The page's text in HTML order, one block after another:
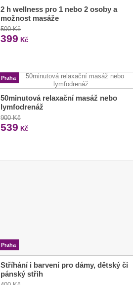
2 h wellness pro 1 nebo 2 osoby a
možnost masáže
500 Kč
399 Kč
Praha
50minutová relaxační masáž nebo
lymfodrenáž
900 Kč
539 Kč
Praha
Stříhání i barvení pro dámy, dětský či
pánský střih